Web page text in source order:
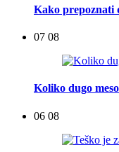
Kako prepoznati
07 08
Koliko dugo
06 08